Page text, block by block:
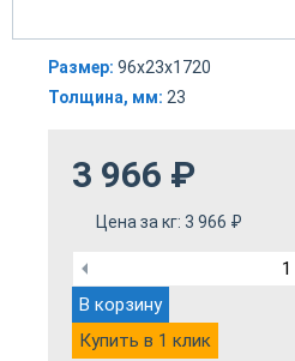
Размер: 96х23х1720
Толщина, мм: 23
3 966 ₽
Цена за кг: 3 966 ₽
В корзину
Купить в 1 клик